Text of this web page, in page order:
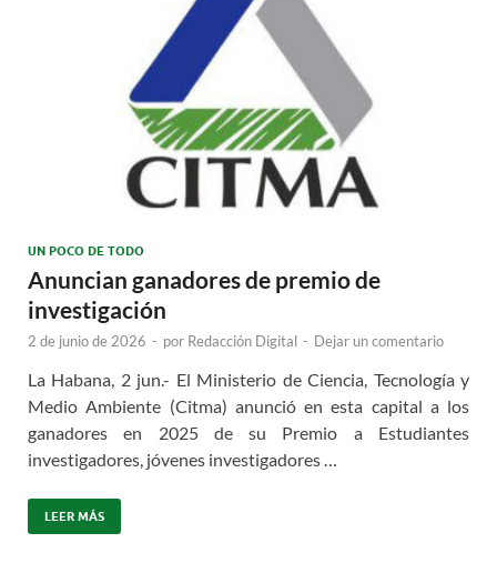
UN POCO DE TODO
Anuncian ganadores de premio de
investigación
2 de junio de 2026 - por Redacción Digital - Dejar un comentario
La Habana, 2 jun.- El Ministerio de Ciencia, Tecnología y
Medio Ambiente (Citma) anunció en esta capital a los
ganadores en 2025 de su Premio a Estudiantes
investigadores, jóvenes investigadores …
LEER MÁS